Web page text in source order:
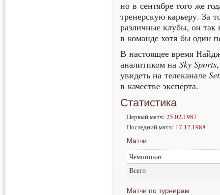
но в сентябре того же
тренерскую карьеру. За
различные клубы, он так
в команде хотя бы один
В настоящее время
аналитиком наSky Sports
увидеть на телеканале
в качестве эксперта.
Статистика
Первый матч: 25.02.1987
Последний матч: 17.12.1988
Матчи
Чемпионат
Всего
Матчи по турнирам